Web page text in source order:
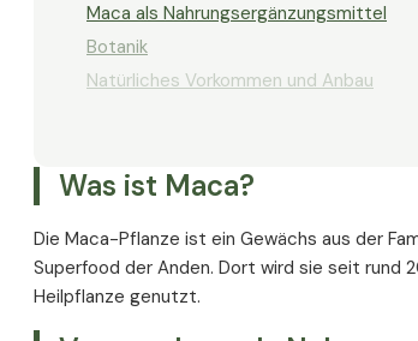
Maca als Nahrungsergänzungsmittel
Botanik
Natürliches Vorkommen und Anbau
Entdeckung durch die Spanier
Maca gelb
Maca und Fruchtbarkeit bei Frauen
Maca und Verdauung
Ballaststoffe für einen gesunden Darm
Erhöhte Cholesterinwerte
Maca und Konzentrations- und
Maca und Stoffwechsel
Was ist Maca?
Die Maca-Pflanze ist ein Gewächs aus der
Superfood der Anden. Dort wird sie seit rund
Heilpflanze genutzt.